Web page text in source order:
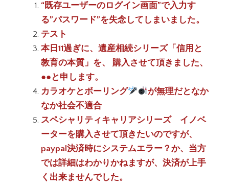
“既存ユーザーのログイン画面”で入力す
る”パスワード”を失念してしまいました。
テスト
本日11過ぎに、遺産相続シリーズ「信用と
教育の本質」を、 購入させて頂きました、
●●と申します。
カラオケとボーリング
が無理だとなか
なか社会不適合
スペシャリティキャリアシリーズ イノベ
ーターを購入させて頂きたいのですが、
paypal決済時にシステムエラー？か、当方
では詳細はわかりかねますが、決済が上手
く出来ませんでした。